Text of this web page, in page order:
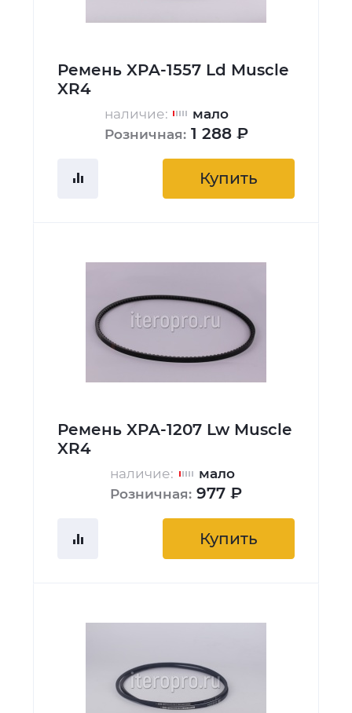
Ремень XPA-1557 Ld Muscle
XR4
наличие:
мало
Розничная:1 288 ₽
Купить
Ремень XPA-1207 Lw Muscle
XR4
наличие:
мало
Розничная: 977 ₽
Купить